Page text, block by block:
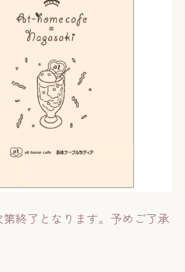
終了となります。予めご了承